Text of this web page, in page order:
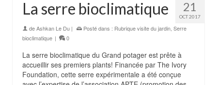
21
OCT 2017
La serre bioclimatique
deAshkan Le Du | Posté dans : Rubrique visite du jardin Serre
bioclimatique | 0
La serre bioclimatique du Grand potager est prête à
accueillir ses premiers plants! Financée par The Ivory
Foundation, cette serre expérimentale a été conçue